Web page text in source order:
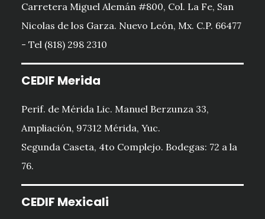
Carretera Miguel Alemán #800, Col. La Fe, San
Nicolas de los Garza. Nuevo León, Mx. C.P. 66477
- Tel (818) 298 2310
CEDIF Merida
Perif. de Mérida Lic. Manuel Berzunza 33,
Ampliación, 97312 Mérida, Yuc.
Segunda Caseta, 4to Complejo. Bodegas: 72 a la
76.
CEDIF Mexicali